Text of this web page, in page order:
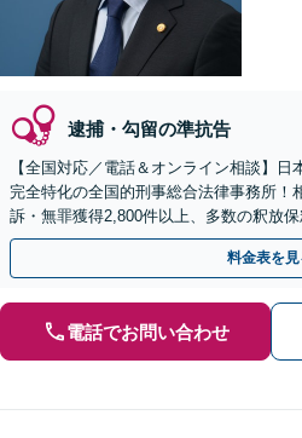
逮捕・勾留の準抗告
【全国対応／電話＆オンライン相談】
完全特化の全国的刑事総合法律事務所！
訴・無罪獲得2,800件以上、多数の釈放
弁護士の腕次第で変わります【初回相談
料金表を見
電話でお問い合わせ